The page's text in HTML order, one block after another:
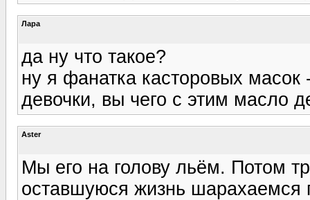
Лара
да ну что такое?
ну я фанатка касторовых
девочки, вы чего с этим масло
Aster
Мы его на голову льём. Потом
оставшуюся жизнь шарахаемся